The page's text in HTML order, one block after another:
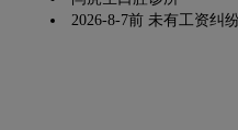
2026-8-7前 未有工资纠纷